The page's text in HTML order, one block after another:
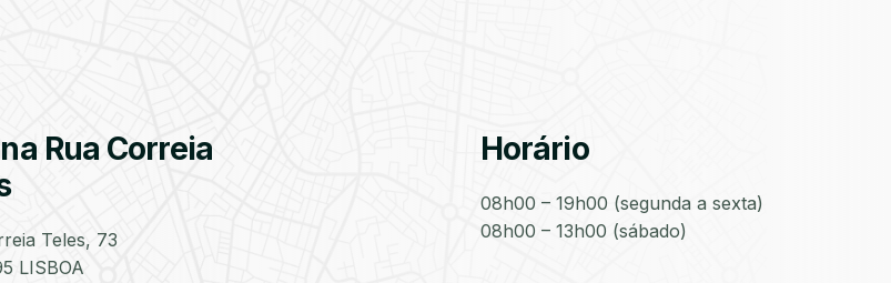
Rua Correia
Teles, 73
LISBOA
Horário
08h00 – 19h00 (segunda a sexta)
08h00 – 13h00 (sábado)
ReparaçãoSubstituiçãoReparação